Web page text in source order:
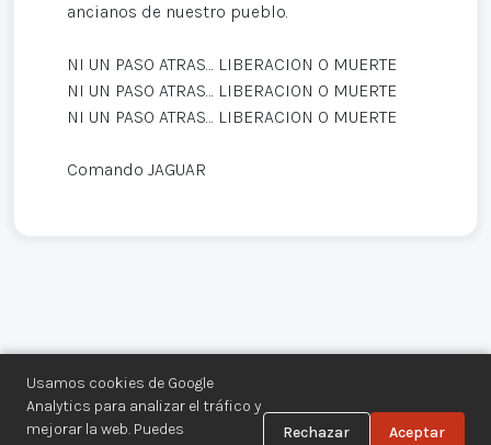
Usamos cookies de Google
Analytics para analizar el tráfico y
mejorar la web. Puedes
Rechazar Aceptar
ancianos de nuestro pueblo.
NI UN PASO ATRAS… LIBERACION O MUERTE
NI UN PASO ATRAS… LIBERACION O MUERTE
NI UN PASO ATRAS… LIBERACION O MUERTE
Comando JAGUAR
Centro de Documentación de los